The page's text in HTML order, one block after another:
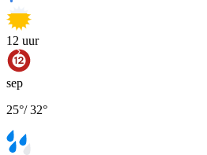
12 uur
sep
25°/32°